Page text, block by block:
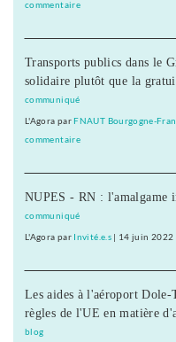
commentaireon
thérapeutique
en
réseau
santé
Transports publics dans le
solidaire plutôt que la
communiqué
L'Agora parFNAUT Bourgogne-
commentaireon
thérapeutique
en
de
NUPES - RN : l'amalgame
communiqué
L'Agora par Invité.e.s| 14 juin 2022
Les aides à l'aéroport Dole-
règles de l'UE en matière
blog